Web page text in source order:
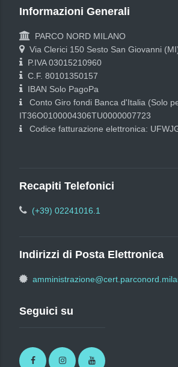
Informazioni Generali
PARCO NORD MILANO
Via Clerici 150 Sesto San Giovanni
P.IVA 03015210960
C.F. 80101350157
IBAN Solo PagoPa
Conto Giro fondi Banca d'Italia (Solo
IT36O0100004306TU0000007723
Codice fatturazione elettronica:
Recapiti Telefonici
(+39) 02241016.1
Indirizzi di Posta Elettronica
Seguici su
FacebookInstagramYoutube